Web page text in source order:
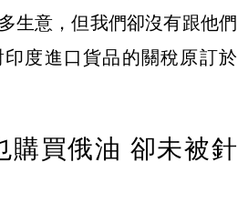
生意，但我們卻沒有跟他們
度進口貨品的關稅原訂於
購買俄油 卻未被針